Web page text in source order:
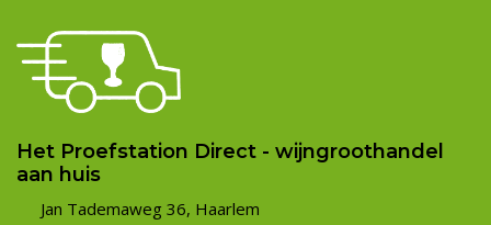
Het Proefstation Direct - wijngroothandel
aan huis
Jan Tademaweg 36, Haarlem